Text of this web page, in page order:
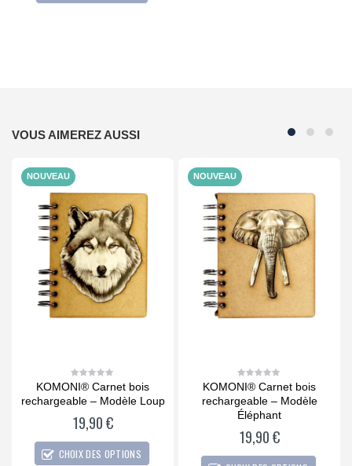
VOUS AIMEREZ AUSSI
NOUVEAU
0
of
KOMONI® Carnet bois
rechargeable – Modèle Loup
19,90€
CHOIX DES OPTIONS
NOUVEAU
0
of
5
KOMONI® Carnet bois
rechargeable – Modèle
Éléphant
19,90€